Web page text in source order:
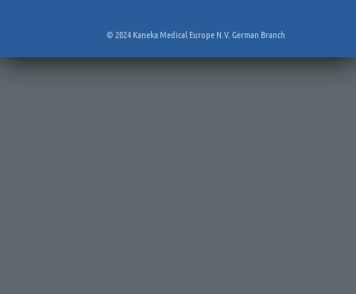
© 2024 Kaneka Medical Europe N.V. German Branch